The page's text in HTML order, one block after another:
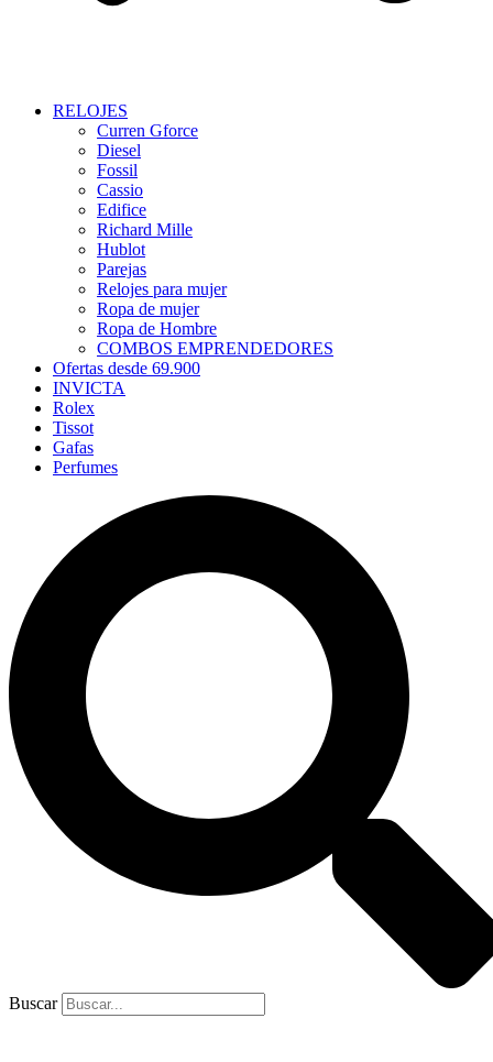
RELOJES
Curren Gforce
Diesel
Fossil
Cassio
Edifice
Richard Mille
Hublot
Parejas
Relojes para mujer
Ropa de mujer
Ropa de Hombre
COMBOS EMPRENDEDORES
Ofertas desde 69.900
INVICTA
Rolex
Tissot
Gafas
Perfumes
Buscar